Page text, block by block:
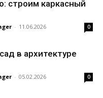
строим каркасный
- 11.06.2026 0
в архитектуре
- 05.02.2026 0